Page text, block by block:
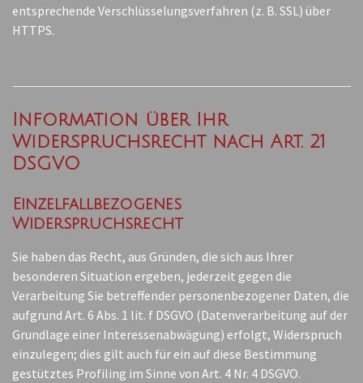
entsprechende Verschlüsselungsverfahren (z. B. SSL) über
HTTPS.
Information über Ihr
Widerspruchsrecht nach Art. 21
DSGVO
Einzelfallbezogenes
Widerspruchsrecht
Sie haben das Recht, aus Gründen, die sich aus Ihrer
besonderen Situation ergeben, jederzeit gegen die
Verarbeitung Sie betreffender personenbezogener Daten, die
aufgrund Art. 6 Abs. 1 lit. f DSGVO (Datenverarbeitung auf der
Grundlage einer Interessenabwägung) erfolgt, Widerspruch
einzulegen; dies gilt auch für ein auf diese Bestimmung
gestütztes Profiling im Sinne von Art. 4 Nr. 4 DSGVO.